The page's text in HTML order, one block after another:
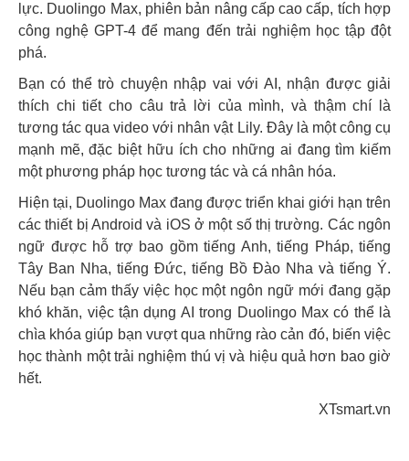
lực. Duolingo Max, phiên bản nâng cấp cao cấp, tích hợp
công nghệ GPT-4 để mang đến trải nghiệm học tập đột
phá.
Bạn có thể trò chuyện nhập vai với AI, nhận được giải
thích chi tiết cho câu trả lời của mình, và thậm chí là
tương tác qua video với nhân vật Lily. Đây là một công cụ
mạnh mẽ, đặc biệt hữu ích cho những ai đang tìm kiếm
một phương pháp học tương tác và cá nhân hóa.
Hiện tại, Duolingo Max đang được triển khai giới hạn trên
các thiết bị Android và iOS ở một số thị trường. Các ngôn
ngữ được hỗ trợ bao gồm tiếng Anh, tiếng Pháp, tiếng
Tây Ban Nha, tiếng Đức, tiếng Bồ Đào Nha và tiếng Ý.
Nếu bạn cảm thấy việc học một ngôn ngữ mới đang gặp
khó khăn, việc tận dụng AI trong Duolingo Max có thể là
chìa khóa giúp bạn vượt qua những rào cản đó, biến việc
học thành một trải nghiệm thú vị và hiệu quả hơn bao giờ
hết.
XTsmart.vn